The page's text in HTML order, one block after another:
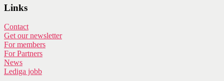
Links
Contact
Get our newsletter
For members
For Partners
News
Lediga jobb